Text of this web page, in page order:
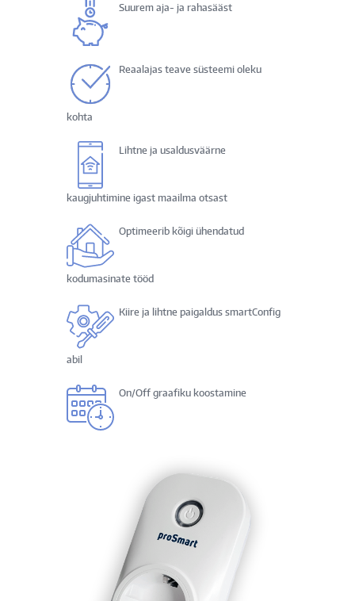
Suurem aja- ja rahasääst
Reaalajas teave süsteemi oleku
kohta
Lihtne ja usaldusväärne
kaugjuhtimine igast maailma otsast
Optimeerib kõigi ühendatud
kodumasinate tööd
Kiire ja lihtne paigaldus smartConfig
abil
On/Off graafiku koostamine